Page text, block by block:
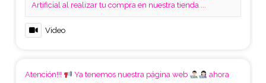
Artificial al realizar tu compra en nuestra tienda ...
Video
Atención!!! Ya tenemos nuestra página web
ahora